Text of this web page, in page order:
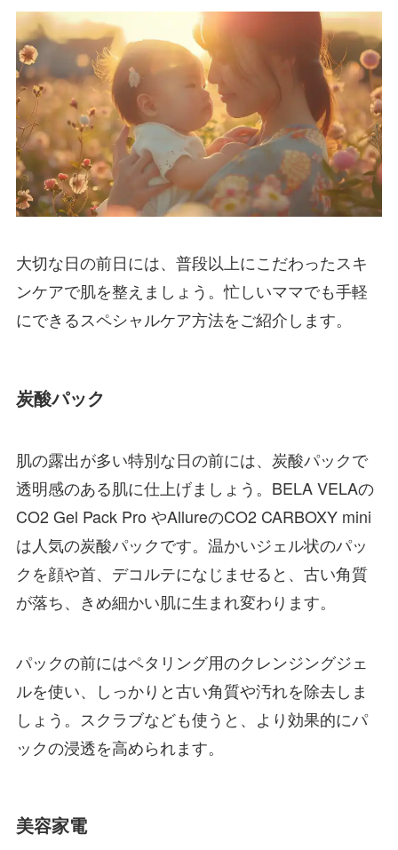
大切な日の前日には、普段以上にこだわったスキ
ンケアで肌を整えましょう。忙しいママでも手軽
にできるスペシャルケア方法をご紹介します。
炭酸パック
肌の露出が多い特別な日の前には、炭酸パックで
透明感のある肌に仕上げましょう。BELA VELAの
CO2 Gel Pack Pro やAllureのCO2 CARBOXY mini
は人気の炭酸パックです。温かいジェル状のパッ
クを顔や首、デコルテになじませると、古い角質
が落ち、きめ細かい肌に生まれ変わります。
パックの前にはペタリング用のクレンジングジェ
ルを使い、しっかりと古い角質や汚れを除去しま
しょう。スクラブなども使うと、より効果的にパ
ックの浸透を高められます。
美容家電